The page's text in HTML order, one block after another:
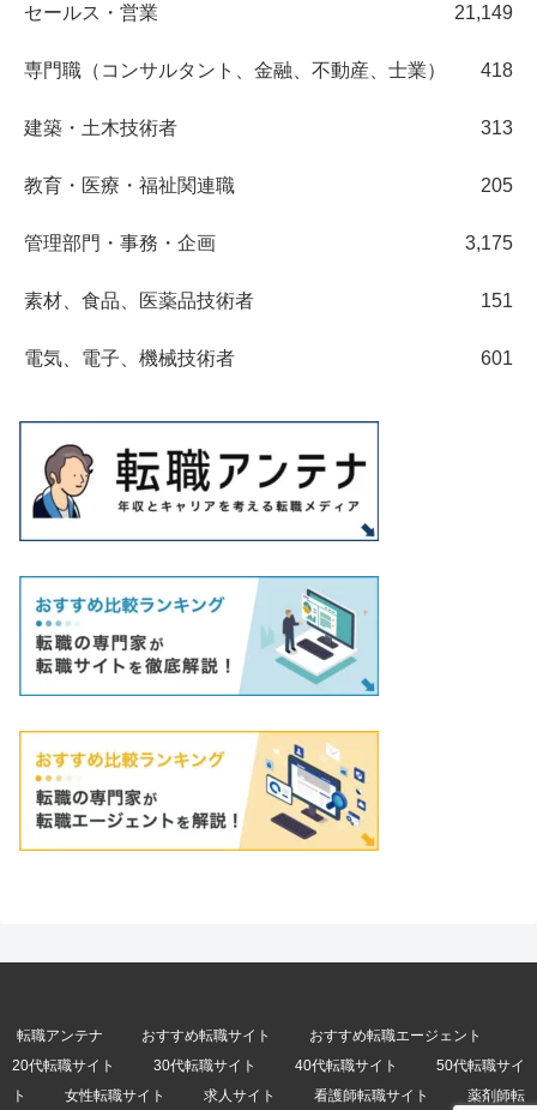
セールス・営業 21,149
専門職（コンサルタント、金融、不動産、士業） 418
建築・土木技術者 313
教育・医療・福祉関連職 205
管理部門・事務・企画 3,175
素材、食品、医薬品技術者 151
電気、電子、機械技術者 601
転職アンテナ おすすめ転職サイト
おすすめ転職エージェント
20代転職サイト
30代転職サイト 40代転職サイト
50代転職サイ
ト
女性転職サイト 求人サイト 看護師転職サイト 薬剤師転